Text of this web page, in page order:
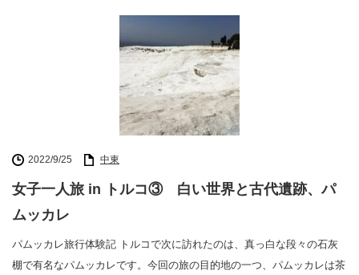
2022/9/25 中東
女子一人旅 in トルコ③ 白い世界と古代遺跡、パ
ムッカレ
パムッカレ旅行体験記 トルコで次に訪れたのは、真っ白な段々の石灰
棚で有名なパムッカレです。今回の旅の目的地の一つ、パムッカレは茶